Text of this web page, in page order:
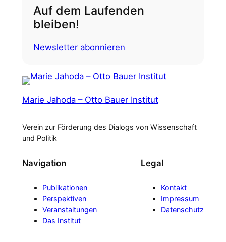
Auf dem Laufenden
bleiben!
Newsletter abonnieren
Marie Jahoda – Otto Bauer Institut
Verein zur Förderung des Dialogs von Wissenschaft
und Politik
Navigation
Publikationen
Perspektiven
Veranstaltungen
Das Institut
Legal
Kontakt
Impressum
Datenschutz